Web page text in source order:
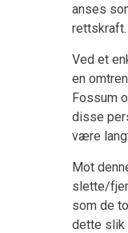
anses
rettskraft.
Ved et
en
Fossum
disse
være
Mot
slette/
som de
dette slik